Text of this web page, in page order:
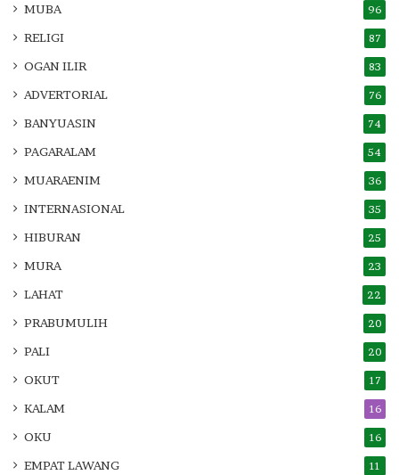
MUBA 96
RELIGI 87
OGAN ILIR 83
ADVERTORIAL 76
BANYUASIN 74
PAGARALAM 54
MUARAENIM 36
INTERNASIONAL 35
HIBURAN 25
MURA 23
LAHAT 22
PRABUMULIH 20
PALI 20
OKUT 17
KALAM 16
OKU 16
EMPAT LAWANG 11